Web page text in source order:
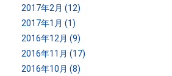
2017年2月 (12)
2017年1月 (1)
2016年12月 (9)
2016年11月 (17)
2016年10月 (8)